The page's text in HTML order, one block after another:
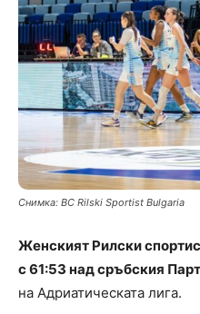
Снимка: BC Rilski Sportist Bulgaria
Женският Рилски
с 61:53 над сръбския
на Адриатическата лига.